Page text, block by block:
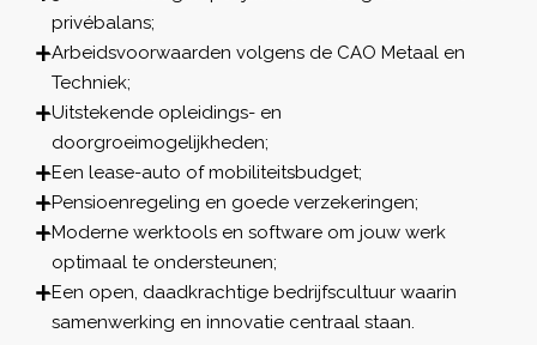
privébalans;
Arbeidsvoorwaarden volgens de CAO Metaal en
Techniek;
Uitstekende opleidings- en
doorgroeimogelijkheden;
Een lease-auto of mobiliteitsbudget;
Pensioenregeling en goede verzekeringen;
Moderne werktools en software om jouw werk
optimaal te ondersteunen;
Een open, daadkrachtige bedrijfscultuur waarin
samenwerking en innovatie centraal staan.